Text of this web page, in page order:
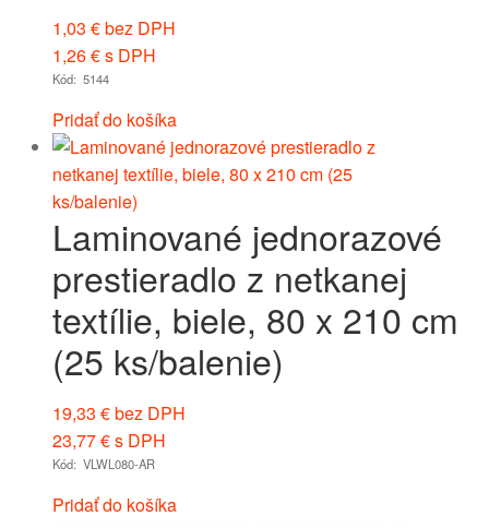
1,03 €bez DPH
1,26€s DPH
Kód: 5144
Pridať do košíka
Laminované jednorazové
prestieradlo z netkanej
textílie, biele, 80 x 210 cm
(25 ks/balenie)
19,33 €bez DPH
23,77€s DPH
Kód: VLWL080-AR
Pridať do košíka